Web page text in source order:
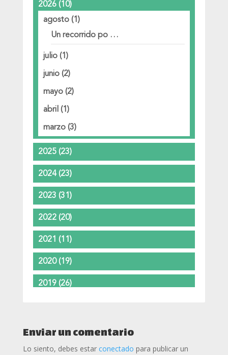
2026 (10)
agosto (1)
Un recorrido po …
julio (1)
junio (2)
mayo (2)
abril (1)
marzo (3)
2025 (23)
2024(23)
2023 (31)
2022 (20)
2021 (11)
2020(19)
2019 (26)
2017
2016 (24)
Enviar un comentario
Lo siento, debes estar conectado para publicar un